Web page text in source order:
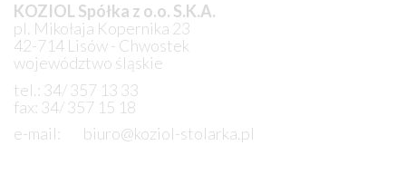
KOZIOL Spółka z o.o. S.K.A.
pl. Mikołaja Kopernika 23
42-714 Lisów - Chwostek
województwo śląskie
tel.: 34/ 357 13 33
fax: 34/ 357 15 18
e-mail:
biuro@koziol-stolarka.pl